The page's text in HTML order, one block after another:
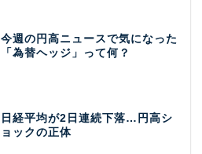
今週の円高ニュースで気になった
「為替ヘッジ」って何？
日経平均が2日連続下落…円高シ
ョックの正体